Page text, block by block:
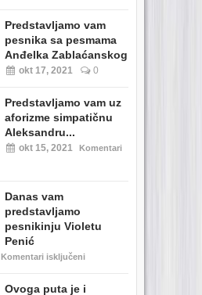
Predstavljamo vam
pesnika sa pesmama
Anđelka Zablaćanskog
okt 17, 2021 0
Predstavljamo vam uz
aforizme simpatičnu
Aleksandru...
okt 15, 2021
Komentari
Danas vam
predstavljamo
pesnikinju Violetu
Penić
Komentari isključeni
Ovoga puta je i